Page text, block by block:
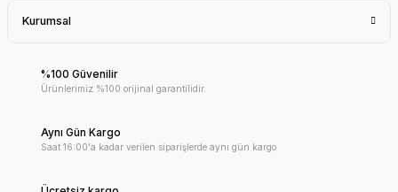
Kurumsal
%100 Güvenilir
Ürünlerimiz %100 orijinal garantilidir.
Aynı Gün Kargo
Saat 16:00'a kadar verilen siparişlerde aynı gün kargo